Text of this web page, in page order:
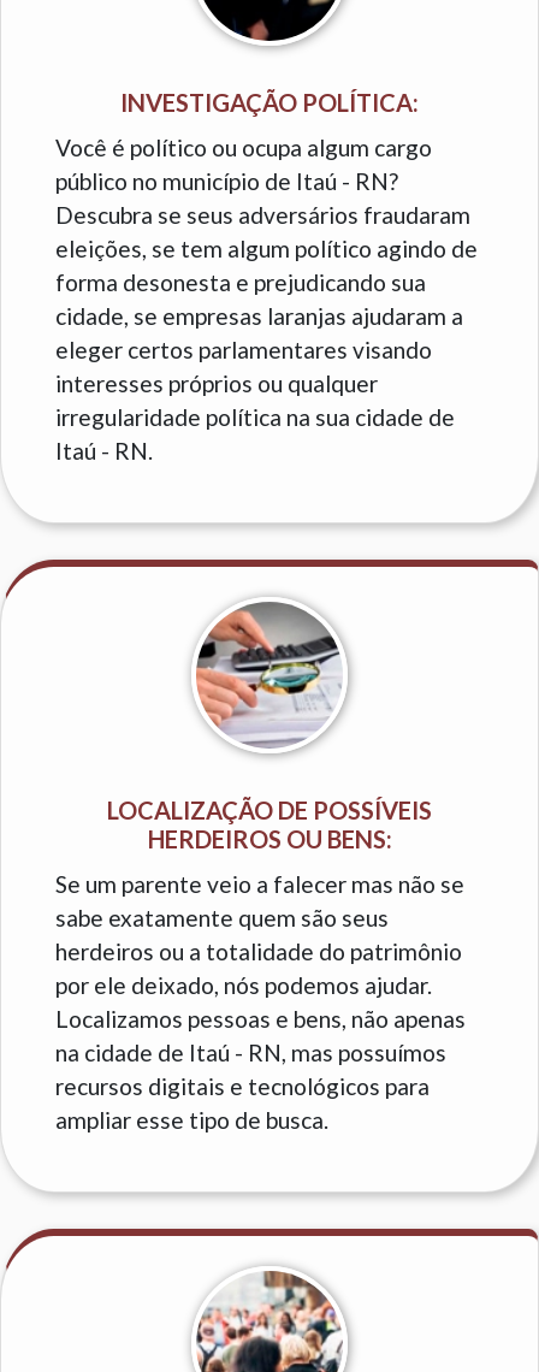
INVESTIGAÇÃO POLÍTICA:
Você é político ou ocupa algum cargo
público no município de Itaú - RN?
Descubra se seus adversários fraudaram
eleições, se tem algum político agindo de
forma desonesta e prejudicando sua
cidade, se empresas laranjas ajudaram a
eleger certos parlamentares visando
interesses próprios ou qualquer
irregularidade política na sua cidade de
Itaú - RN.
LOCALIZAÇÃO DE POSSÍVEIS
HERDEIROS OU BENS:
Se um parente veio a falecer mas não se
sabe exatamente quem são seus
herdeiros ou a totalidade do patrimônio
por ele deixado, nós podemos ajudar.
Localizamos pessoas e bens, não apenas
na cidade de Itaú - RN, mas possuímos
recursos digitais e tecnológicos para
ampliar esse tipo de busca.